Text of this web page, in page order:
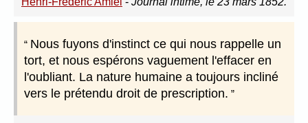
Nous fuyons d'instinct ce qui nous rappelle un
tort, et nous espérons vaguement l'effacer en
l'oubliant. La nature humaine a toujours incliné
vers le prétendu droit de prescription.